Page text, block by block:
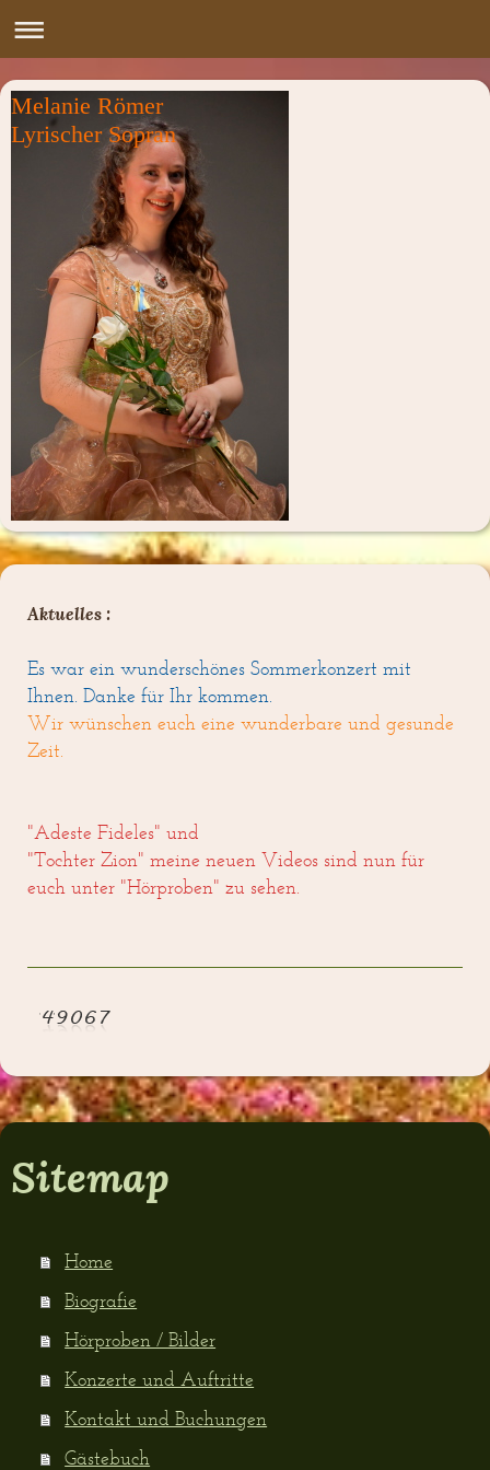
Melanie Römer
Lyrischer Sopran
Aktuelles :
Es war ein wunderschönes Sommerkonzert mit
Ihnen. Danke für Ihr kommen.
Wir wünschen euch eine wunderbare und gesunde
Zeit.
"Adeste Fideles" und
"Tochter Zion" meine neuen Videos sind nun für
euch unter "Hörproben" zu sehen.
Sitemap
Home
Biografie
Hörproben / Bilder
Konzerte und Auftritte
Kontakt und Buchungen
Gästebuch